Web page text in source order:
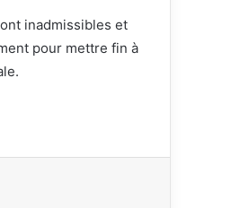
inadmissibles et
pour mettre fin à